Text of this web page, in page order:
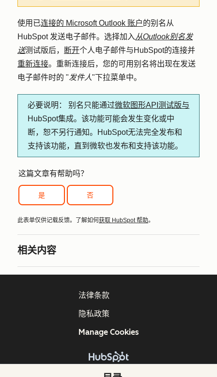
使用已连接的 Microsoft Outlook 账户的别名从
HubSpot 发送电子邮件。选择加入 从Outlook别名发
送测试版后， 断开个人电子邮件与HubSpot的连接并
重新连接。重新连接后，您的可用别名将出现在发送
电子邮件时的 "发件人"下拉菜单中。
必要说明： 别名只能通过微软图形API测试版与
HubSpot集成。该功能可能会发生变化或中
断，恕不另行通知。HubSpot无法完全发布和
支持该功能，直到微软也发布和支持该功能。
这篇文章有帮助吗？
是 否
此表单仅供记载反馈。了解如何获取 HubSpot 帮助。
相关内容
版权所有 © 2026 HubSpot, Inc.
法律条款
隐私政策
Manage Cookies